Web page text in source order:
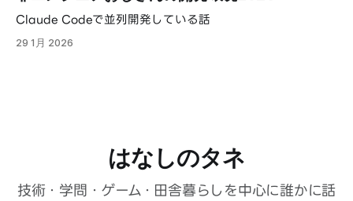
Claude Codeで並列開発している話
29 1月 2026
はなしのタネ
技術・学問・ゲーム・田舎暮らしを中心に誰かに話